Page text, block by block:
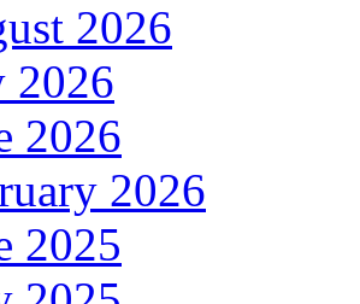
2026
2026
2026
2026
2025